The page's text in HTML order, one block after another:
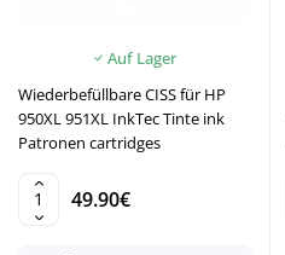
Auf Lager
Wiederbefüllbare CISS für HP
950XL 951XL InkTec Tinte ink
Patronen cartridges
49.90€